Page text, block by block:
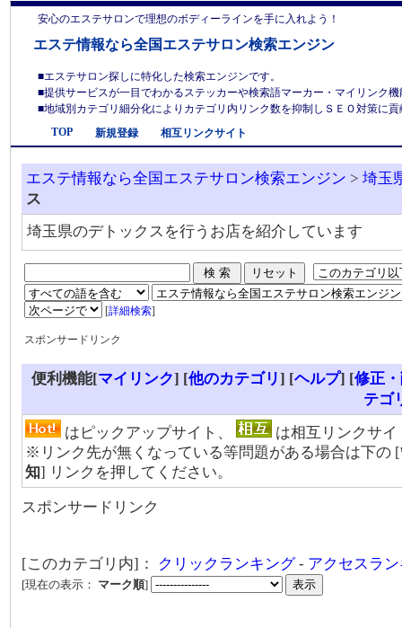
安心のエステサロンで理想のボディーラインを手に入れよう！
エステ情報なら全国エステサロン検索エンジン
■エステサロン探しに特化した検索エンジンです。
■提供サービスが一目でわかるステッカーや検索語マーカー・マイリンク
■地域別カテゴリ細分化によりカテゴリ内リンク数を抑制しＳＥＯ対策に
TOP
新規登録 相互リンクサイト
エステ情報なら全国エステサロン検索エンジン > 埼玉
ス
埼玉県のデトックスを行うお店を紹介しています
[詳細検索]
スポンサードリンク
便利機能[マイリンク] [他のカテゴリ] [ヘルプ] [修正
テゴ
はピックアップサイト、
は相互リンクサイ
※リンク先が無くなっている等問題がある場合は下の [
知] リンクを押してください。
スポンサードリンク
[このカテゴリ内]： クリックランキング- アクセスラ
[現在の表示： マーク順]